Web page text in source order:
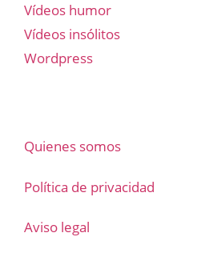
Vídeos humor
Vídeos insólitos
Wordpress
Quienes somos
Política de privacidad
Aviso legal